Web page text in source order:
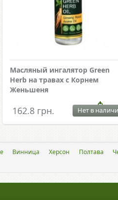
Масляный ингалятор Green
Herb на травах с Корнем
Женьшеня
162.8 грн. Нет в
Винница Херсон Полтава